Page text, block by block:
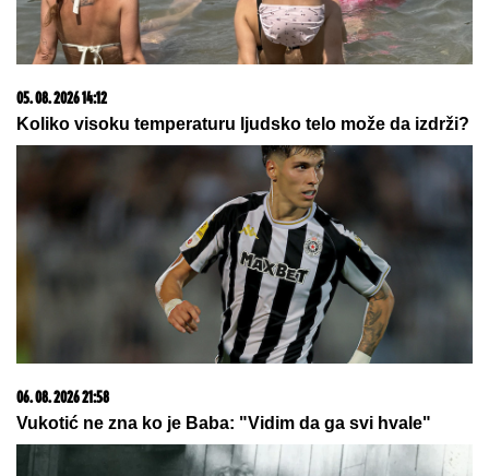
05. 08. 2026 14:12
Koliko visoku temperaturu ljudsko telo može da izdrži?
06. 08. 2026 21:58
Vukotić ne zna ko je Baba: "Vidim da ga svi hvale"